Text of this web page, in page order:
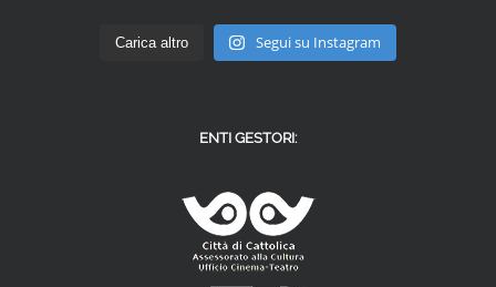
Carica altro Segui su Instagram
ENTI GESTORI: